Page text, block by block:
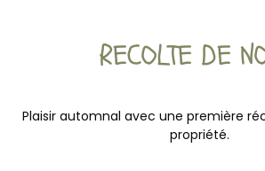
RECOLTE DE
Plaisir automnal avec une première
propriété.